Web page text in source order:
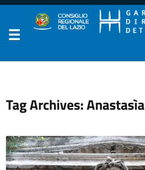
Tag Archives: Anastasìa